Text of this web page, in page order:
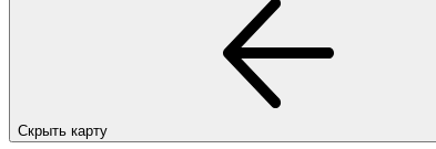
Скрыть карту